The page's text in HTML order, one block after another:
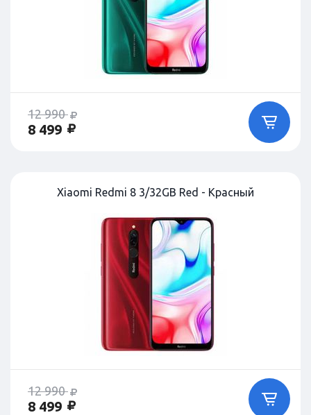
12 990
8 499
Xiaomi Redmi 8 3/32GB Red - Красный
12 990
8 499